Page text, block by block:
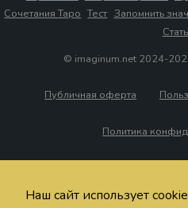
Сочетания Таро Тест Запомнить
© imaginum.net 2024-
Публичная оферта
Политика
Наш сайт использует